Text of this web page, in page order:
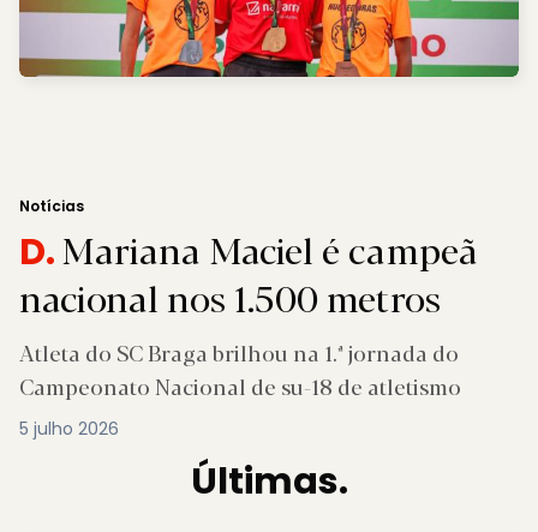
Notícias
D.Mariana Maciel é campeã
nacional nos 1.500 metros
Atleta do SC Braga brilhou na 1.ª jornada do
Campeonato Nacional de su-18 de atletismo
5 julho 2026
Últimas.